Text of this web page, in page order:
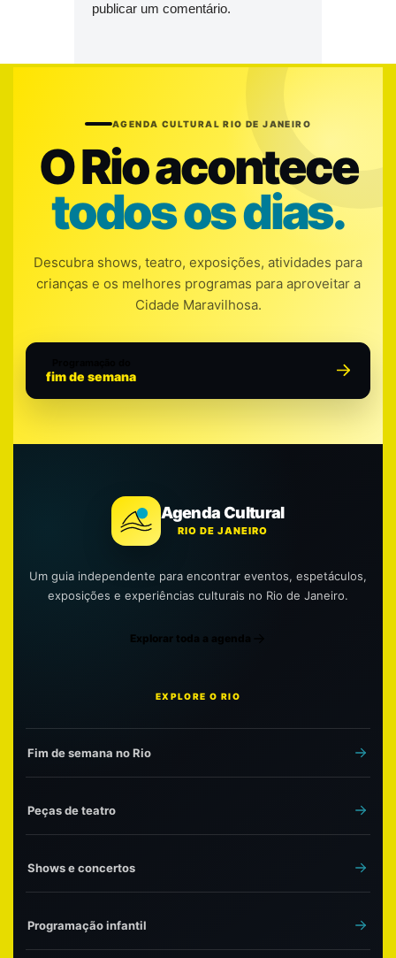
publicar um comentário.
AGENDA CULTURAL RIO DE JANEIRO
O Rio acontece
todos os dias.
Descubra shows, teatro, exposições, atividades para
crianças e os melhores programas para aproveitar a
Cidade Maravilhosa.
fim de semana
Agenda Cultural
RIO DE JANEIRO
Um guia independente para encontrar eventos, espetáculos,
exposições e experiências culturais no Rio de Janeiro.
Explorar toda a agenda
EXPLORE O RIO
Fim de semana no Rio
Peças de teatro
Shows e concertos
Programação infantil